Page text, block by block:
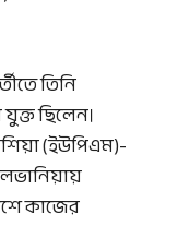
তিনি
ছিলেন।
(ইউপিএম)-
কাজের